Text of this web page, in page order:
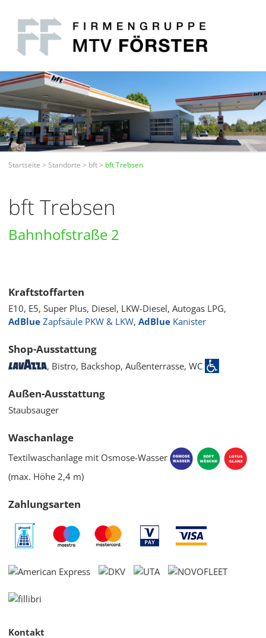
Startseite > Standorte > bft> bft Trebsen
bft Trebsen
Bahnhofstraße 2
Kraftstoffarten
E10, E5, Super Plus, Diesel, LKW-Diesel, Autogas LPG,
AdBlue Zapfsäule PKW & LKW, AdBlue Kanister
Shop-Ausstattung
, Bistro, Backshop, Außenterrasse, WC
Außen-Ausstattung
Staubsauger
Waschanlage
Textilwaschanlage mit Osmose-Wasser
(max. Höhe 2,4 m)
Zahlungsarten
Kontakt